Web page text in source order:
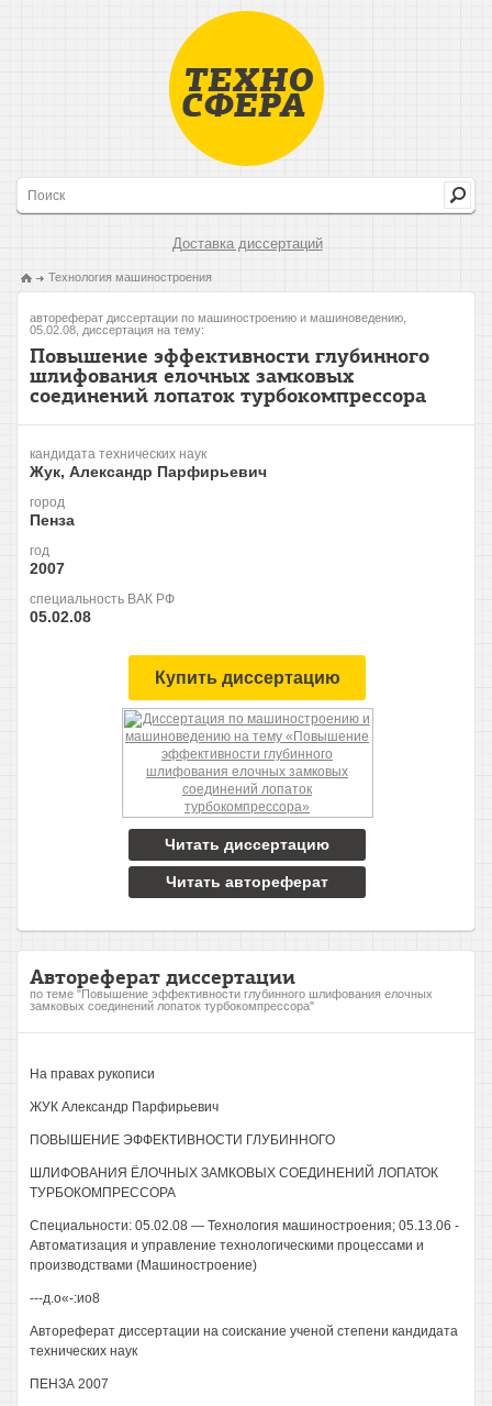
Доставка диссертаций
Технология машиностроения
автореферат диссертации по машиностроению и машиноведению,
05.02.08, диссертация на тему:
Повышение эффективности глубинного
шлифования елочных замковых
соединений лопаток турбокомпрессора
кандидата технических наук
Жук, Александр Парфирьевич
город
Пенза
год
2007
специальность ВАК РФ
05.02.08
Купить диссертацию
Читать диссертацию
Читать автореферат
Автореферат диссертации
по теме "Повышение эффективности глубинного шлифования елочных
замковых соединений лопаток турбокомпрессора"
На правах рукописи
ЖУК Александр Парфирьевич
ПОВЫШЕНИЕ ЭФФЕКТИВНОСТИ ГЛУБИННОГО
ШЛИФОВАНИЯ ЁЛОЧНЫХ ЗАМКОВЫХ СОЕДИНЕНИЙ ЛОПАТОК
ТУРБОКОМПРЕССОРА
Специальности: 05.02.08 — Технология машиностроения; 05.13.06 -
Автоматизация и управление технологическими процессами и
производствами (Машиностроение)
---д.о«-:ио8
Автореферат диссертации на соискание ученой степени кандидата
технических наук
ПЕНЗА 2007